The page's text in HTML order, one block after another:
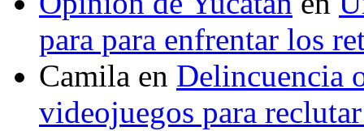
para para enfrentar los
Camila en Delincuencia
videojuegos para